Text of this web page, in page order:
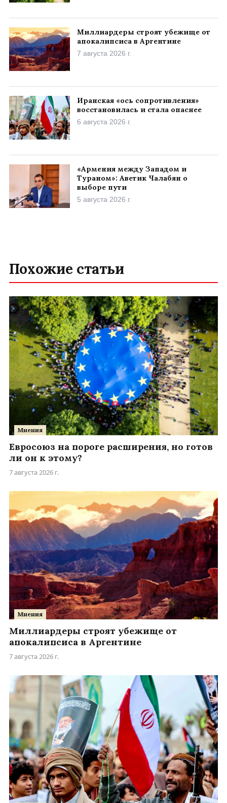
Миллиардеры строят убежище от
апокалипсиса в Аргентине
7 августа 2026 г.
Иранская «ось сопротивления»
восстановилась и стала опаснее
6 августа 2026 г.
«Армения между Западом и
Тураном»: Аветик Чалабян о
выборе пути
5 августа 2026 г.
Похожие статьи
Мнения
Евросоюз на пороге расширения, но готов
ли он к этому?
7 августа 2026 г.
Мнения
Миллиардеры строят убежище от
апокалипсиса в Аргентине
7 августа 2026 г.